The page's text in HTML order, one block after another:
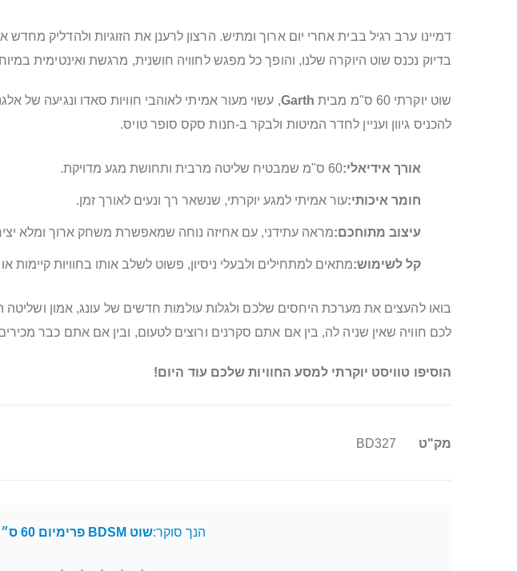
דמיינו ערב רגיל בבית אחרי יום ארוך ומתיש. הרצון לרענן את הזוגיות ולהדליק
בדיוק נכנס שוט היוקרה שלנו, והופך כל מפגש לחוויה חושנית, מרגשת ואינטימית
שוט יוקרתי 60 ס"מ מבית Garth, עשוי מעור אמיתי לאוהבי חוויות סאדו ונגיעה של
להכניס גיוון ועניין לחדר המיטות ולבקר ב-חנות סקס סופר טויס.
אורך אידיאלי:60 ס"מ שמבטיח שליטה מרבית ותחושת מגע מדויקת.
חומר איכותי:עור אמיתי למגע יוקרתי, שנשאר רך ונעים לאורך זמן.
עיצוב מתוחכם:מראה עתידני, עם אחיזה נוחה שמאפשרת משחק ארוך ומלא
קל לשימוש:מתאים למתחילים ולבעלי ניסיון, פשוט לשלב אותו בחוויות קיימות
לכם חוויה שאין שניה לה, בין אם אתם סקרנים ורוצים לטעום, ובין אם אתם כבר
הוסיפו טוויסט יוקרתי למסע החוויות שלכם עוד היום!
מידע
מק"ט BD327
הנך סוקר:שוט BDSM פרימיום 60 ס״מ עור אמיתי GARTH